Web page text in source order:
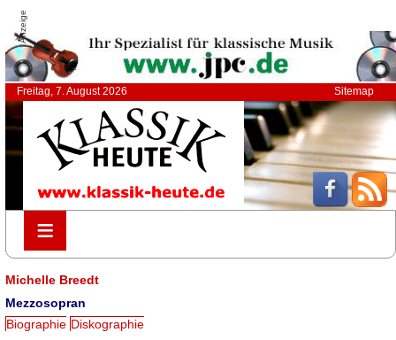
Anzeige
Freitag, 7. August 2026 Sitemap
≡
≡
Michelle Breedt
Mezzosopran
Biographie Diskographie